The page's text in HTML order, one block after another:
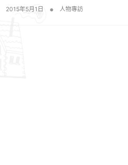
2015年5月1日 • 人物專訪